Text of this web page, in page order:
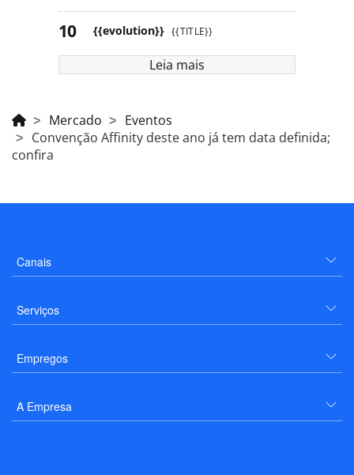
{{evolution}} {{TITLE}}
Leia mais
Mercado
Eventos
Convenção Affinity deste ano já tem data definida;
confira
Canais
Serviços
Empregos
A Empresa